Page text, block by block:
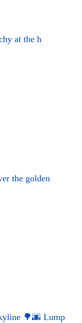
at the h
the golden
🌳🌆 Lump